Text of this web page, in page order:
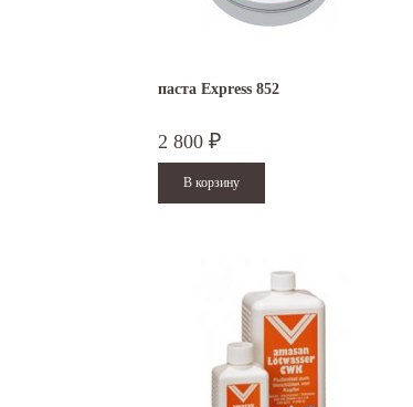
паста Express 852
2 800 ₽